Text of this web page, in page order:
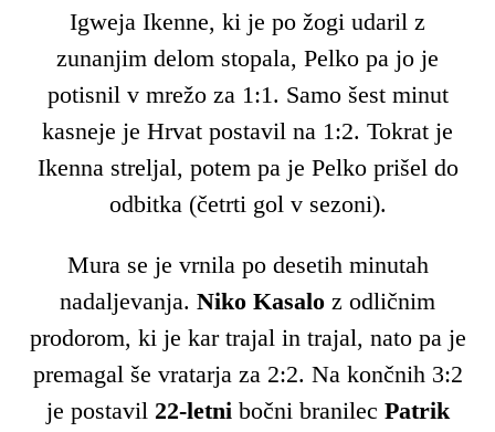
Igweja Ikenne, ki je po žogi udaril z
zunanjim delom stopala, Pelko pa jo je
potisnil v mrežo za 1:1. Samo šest minut
kasneje je Hrvat postavil na 1:2. Tokrat je
Ikenna streljal, potem pa je Pelko prišel do
odbitka (četrti gol v sezoni).
Mura se je vrnila po desetih minutah
nadaljevanja. Niko Kasalo z odličnim
prodorom, ki je kar trajal in trajal, nato pa je
premagal še vratarja za 2:2. Na končnih 3:2
je postavil 22-letni bočni branilec Patrik